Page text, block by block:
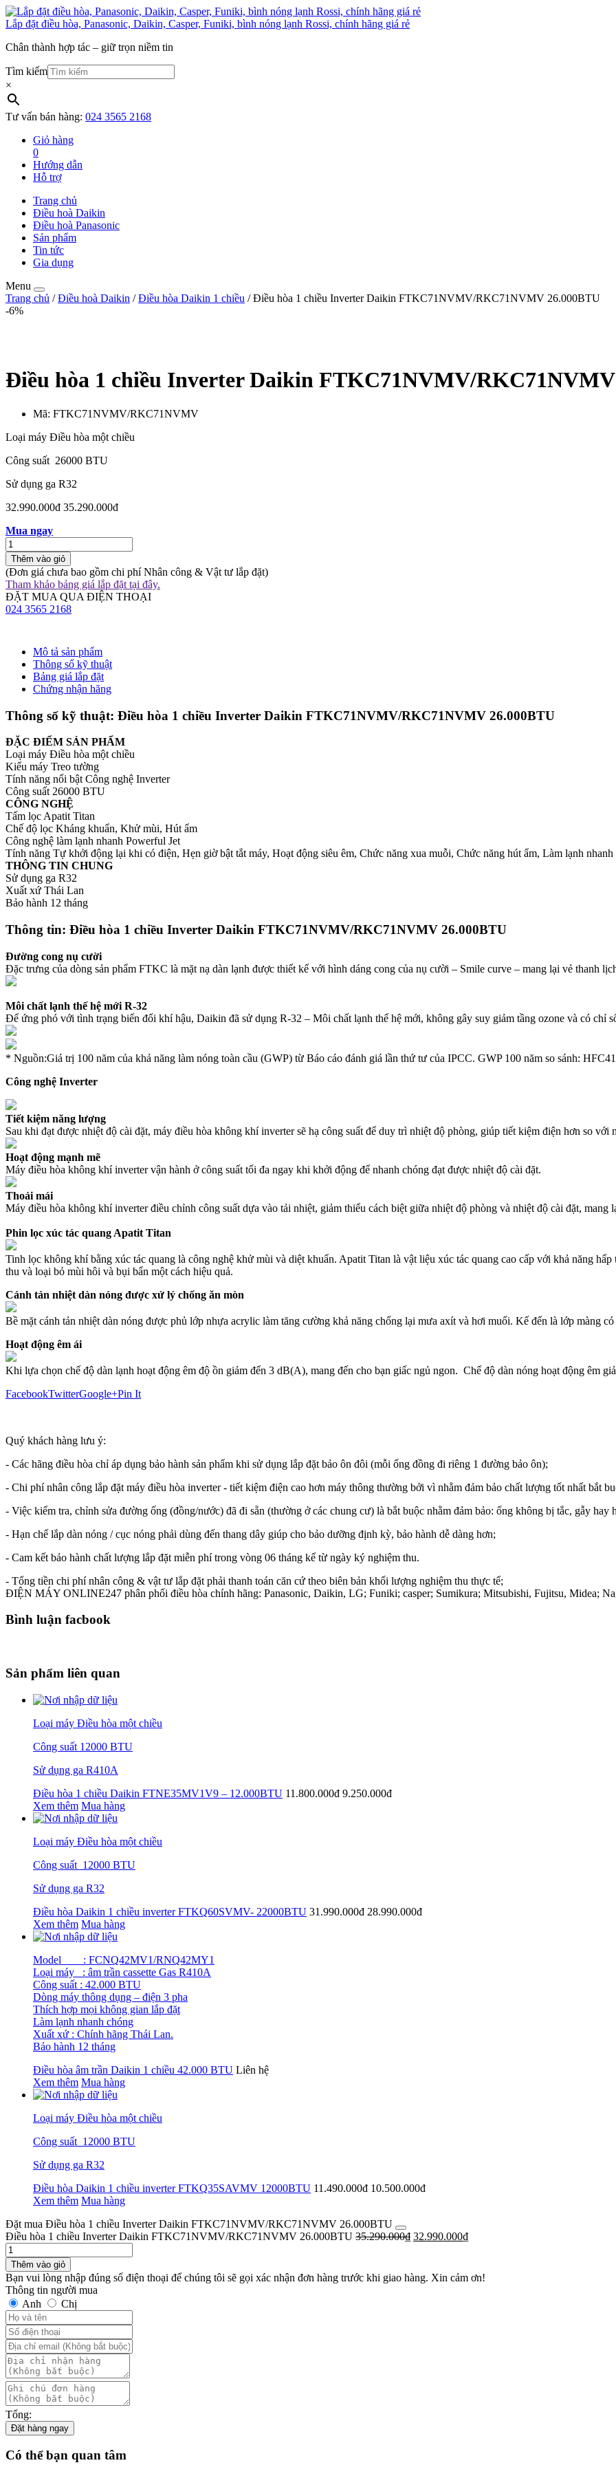
Lắp đặt điều hòa, Panasonic, Daikin, Casper, Funiki, bình nóng lạnh Rossi, chính hãng giá rẻ
Chân thành hợp tác – giữ trọn niềm tin
Tìm kiếm
×
Tư vấn bán hàng: 024 3565 2168
Giỏ hàng
0
Hướng dẫn
Hỗ trợ
Trang chủ
Điều hoà Daikin
Điều hoà Panasonic
Sản phẩm
Tin tức
Gia dụng
Menu
Trang chủ /Điều hoà Daikin /Điều hòa Daikin 1 chiều / Điều hòa 1 chiều Inverter Daikin FTKC71NVMV/RKC71NVMV 26.000BTU
-6%
Điều hòa 1 chiều Inverter Daikin FTKC71NVMV/RKC71NVMV
Mã: FTKC71NVMV/RKC71NVMV
Loại máy Điều hòa một chiều
Công suất 26000 BTU
Sử dụng ga R32
32.990.000đ 35.290.000đ
Mua ngay
Thêm vào giỏ
(Đơn giá chưa bao gồm chi phí Nhân công & Vật tư lắp đặt)
Tham khảo bảng giá lắp đặt tại đây.
ĐẶT MUA QUA ĐIỆN THOẠI
024 3565 2168
Mô tả sản phẩm
Thông số kỹ thuật
Bảng giá lắp đặt
Chứng nhận hãng
Thông số kỹ thuật: Điều hòa 1 chiều Inverter Daikin FTKC71NVMV/RKC71NVMV 26.000BTU
ĐẶC ĐIỂM SẢN PHẨM
Loại máy Điều hòa một chiều
Kiểu máy Treo tường
Tính năng nổi bật Công nghệ Inverter
Công suất 26000 BTU
CÔNG NGHỆ
Tấm lọc Apatit Titan
Chế độ lọc Kháng khuẩn, Khử mùi, Hút ẩm
Công nghệ làm lạnh nhanh Powerful Jet
Tính năng Tự khởi động lại khi có điện, Hẹn giờ bật tắt máy, Hoạt động siêu êm, Chức năng xua muỗi, Chức năng hút ẩm, Làm lạnh
THÔNG TIN CHUNG
Sử dụng ga R32
Xuất xứ Thái Lan
Bảo hành 12 tháng
Thông tin: Điều hòa 1 chiều Inverter Daikin FTKC71NVMV/RKC71NVMV 26.000BTU
Đường cong nụ cười
Đặc trưng của dòng sản phẩm FTKC là mặt nạ dàn lạnh được thiết kế với hình dáng cong của nụ cười – Smile curve – mang lại vẻ thanh
Môi chất lạnh thế hệ mới R-32
Để ứng phó với tình trạng biến đổi khí hậu, Daikin đã sử dụng R-32 – Môi chất lạnh thế hệ mới, không gây suy giảm tầng ozone và có chỉ
* Nguồn:Giá trị 100 năm của khả năng làm nóng toàn cầu (GWP) từ Báo cáo đánh giá lần thứ tư của IPCC. GWP 100 năm so sánh:
Công nghệ Inverter
Tiết kiệm năng lượng
Sau khi đạt được nhiệt độ cài đặt, máy điều hòa không khí inverter sẽ hạ công suất để duy trì nhiệt độ phòng, giúp tiết kiệm điện hơn so với
Hoạt động mạnh mẽ
Máy điều hòa không khí inverter vận hành ở công suất tối đa ngay khi khởi động để nhanh chóng đạt được nhiệt độ cài đặt.
Thoải mái
Máy điều hòa không khí inverter điều chỉnh công suất dựa vào tải nhiệt, giảm thiểu cách biệt giữa nhiệt độ phòng và nhiệt độ cài đặt, mang
Phin lọc xúc tác quang Apatit Titan
Tinh lọc không khí bằng xúc tác quang là công nghệ khử mùi và diệt khuẩn. Apatit Titan là vật liệu xúc tác quang cao cấp với khả năng
thu và loại bỏ mùi hôi và bụi bẩn một cách hiệu quả.
Cánh tản nhiệt dàn nóng được xử lý chống ăn mòn
Bề mặt cánh tản nhiệt dàn nóng được phủ lớp nhựa acrylic làm tăng cường khả năng chống lại mưa axít và hơi muối. Kế đến là lớp màng
Hoạt động êm ái
Khi lựa chọn chế độ dàn lạnh hoạt động êm độ ồn giảm đến 3 dB(A), mang đến cho bạn giấc ngủ ngon. Chế độ dàn nóng hoạt động êm
FacebookTwitterGoogle+Pin It
Quý khách hàng lưu ý:
- Các hãng điều hòa chỉ áp dụng bảo hành sản phẩm khi sử dụng lắp đặt bảo ôn đôi (mỗi ống đồng đi riêng 1 đường bảo ôn);
- Chi phí nhân công lắp đặt máy điều hòa inverter - tiết kiệm điện cao hơn máy thông thường bởi vì nhằm đảm bảo chất lượng tốt nhất bắt
- Việc kiểm tra, chỉnh sửa đường ống (đồng/nước) đã đi sẵn (thường ở các chung cư) là bắt buộc nhằm đảm bảo: ống không bị tắc, gẫy hay
- Hạn chế lắp dàn nóng / cục nóng phải dùng đến thang dây giúp cho bảo dưỡng định kỳ, bảo hành dễ dàng hơn;
- Cam kết bảo hành chất lượng lắp đặt miễn phí trong vòng 06 tháng kể từ ngày ký nghiệm thu.
- Tổng tiền chi phí nhân công & vật tư lắp đặt phải thanh toán căn cứ theo biên bản khối lượng nghiệm thu thực tế;
ĐIỆN MÁY ONLINE247 phân phối điều hòa chính hãng: Panasonic, Daikin, LG; Funiki; casper; Sumikura; Mitsubishi, Fujitsu, Midea;
Bình luận facbook
Sản phẩm liên quan
Loại máy Điều hòa một chiều
Công suất 12000 BTU
Sử dụng ga R410A
Điều hòa 1 chiều Daikin FTNE35MV1V9 – 12.000BTU 11.800.000đ 9.250.000đ
Xem thêm Mua hàng
Loại máy Điều hòa một chiều
Công suất 12000 BTU
Sử dụng ga R32
Điều hòa Daikin 1 chiều inverter FTKQ60SVMV- 22000BTU 31.990.000đ 28.990.000đ
Xem thêm Mua hàng
Model : FCNQ42MV1/RNQ42MY1
Loại máy : âm trần cassette Gas R410A
Công suất : 42.000 BTU
Dòng máy thông dụng – điện 3 pha
Thích hợp mọi không gian lắp đặt
Làm lạnh nhanh chóng
Xuất xứ : Chính hãng Thái Lan.
Bảo hành 12 tháng
Điều hòa âm trần Daikin 1 chiều 42.000 BTU Liên hệ
Xem thêm Mua hàng
Loại máy Điều hòa một chiều
Công suất 12000 BTU
Sử dụng ga R32
Điều hòa Daikin 1 chiều inverter FTKQ35SAVMV 12000BTU 11.490.000đ 10.500.000đ
Xem thêm Mua hàng
Đặt mua Điều hòa 1 chiều Inverter Daikin FTKC71NVMV/RKC71NVMV 26.000BTU
Điều hòa 1 chiều Inverter Daikin FTKC71NVMV/RKC71NVMV 26.000BTU 35.290.000₫ 32.990.000₫
Thêm vào giỏ
Bạn vui lòng nhập đúng số điện thoại để chúng tôi sẽ gọi xác nhận đơn hàng trước khi giao hàng. Xin cảm ơn!
Thông tin người mua
Anh
Chị
Tổng:
Đặt hàng ngay
Có thể bạn quan tâm